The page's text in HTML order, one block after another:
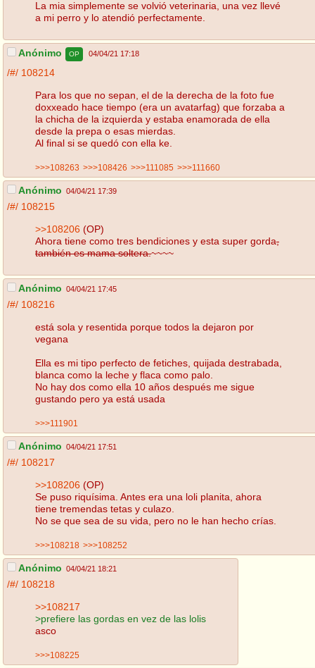
La mia simplemente se volvió veterinaria, una vez llevé
a mi perro y lo atendió perfectamente.
Anónimo OP 04/04/21 17:18
/#/ 108214
Para los que no sepan, el de la derecha de la foto fue
doxxeado hace tiempo (era un avatarfag) que forzaba a
la chicha de la izquierda y estaba enamorada de ella
desde la prepa o esas mierdas.
Al final si se quedó con ella ke.
>>>108263 >>>108426 >>>111085 >>>111660
Anónimo 04/04/21 17:39
/#/ 108215
>>108206 (OP)
Ahora tiene como tres bendiciones y esta super gorda,
también es mama soltera.~~~~
Anónimo 04/04/21 17:45
/#/ 108216
está sola y resentida porque todos la dejaron por
vegana
Ella es mi tipo perfecto de fetiches, quijada destrabada,
blanca como la leche y flaca como palo.
No hay dos como ella 10 años después me sigue
gustando pero ya está usada
>>>111901
Anónimo 04/04/21 17:51
/#/ 108217
>>108206 (OP)
Se puso riquísima. Antes era una loli planita, ahora
tiene tremendas tetas y culazo.
No se que sea de su vida, pero no le han hecho crías.
>>>108218 >>>108252
Anónimo 04/04/21 18:21
/#/ 108218
>>108217
>prefiere las gordas en vez de las lolis
asco
>>>108225